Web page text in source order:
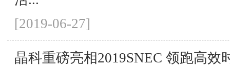
[2019-06-27]
晶科重磅亮相2019SNEC 领跑高效